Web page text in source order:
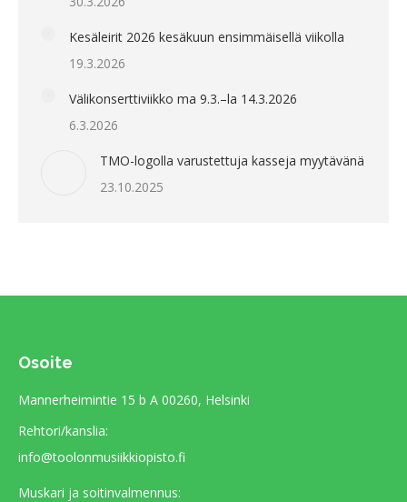
Kesäleirit 2026 kesäkuun ensimmäisellä viikolla
19.3.2026
Välikonserttiviikko ma 9.3.–la 14.3.2026
6.3.2026
TMO-logolla varustettuja kasseja myytävänä
23.10.2025
Osoite
Mannerheimintie 15 b A 00260, Helsinki
Rehtori/kanslia:
info@toolonmusiikkiopisto.fi
Muskari ja soitinvalmennus: